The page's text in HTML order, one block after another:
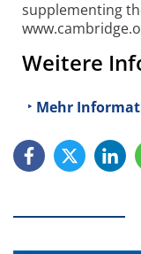
supplementing
Weitere
Mehr